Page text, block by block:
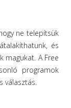
ne telepítsük
és
magukat. A Free
programok
választás.